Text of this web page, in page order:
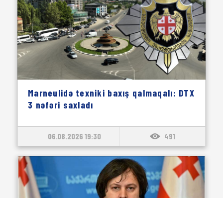
Marneulidə texniki baxış qalmaqalı: DTX
3 nəfəri saxladı
06.08.2026 19:30 491